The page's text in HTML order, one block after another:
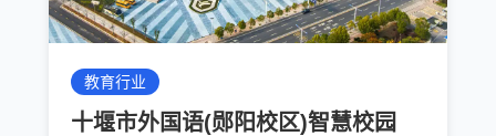
教育行业
十堰市外国语(郧阳校区)智慧校园